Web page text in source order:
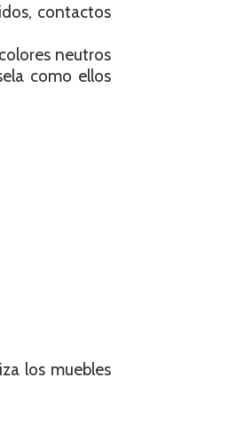
contactos
neutros
como ellos
los muebles